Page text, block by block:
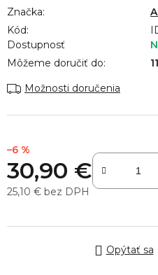
Dostupnosť
Môžeme doručiť do:
Možnosti doručenia
Značka:
Kód:
–6 %
30,90 €
25,10 € bez DPH
Opýtať sa